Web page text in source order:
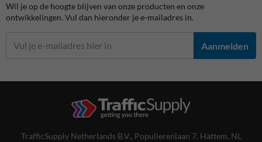
Wil je op de hoogte blijven van onze producten en onze
ontwikkelingen. Vul dan hieronder je e-mailadres in.
Aanmelden
TrafficSupply Netherlands B.V., Populierenlaan 7, Hattem, NL